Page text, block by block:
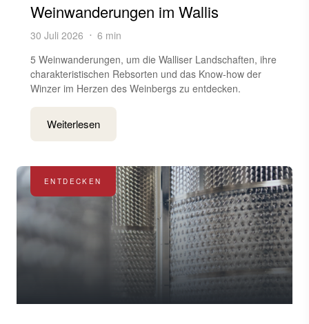
Weinwanderungen im Wallis
30 Juli 2026
6 min
5 Weinwanderungen, um die Walliser Landschaften, ihre
charakteristischen Rebsorten und das Know-how der
Winzer im Herzen des Weinbergs zu entdecken.
Weiterlesen
ENTDECKEN